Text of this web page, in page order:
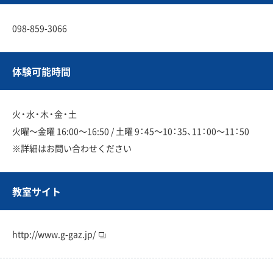
098-859-3066
体験可能時間
火・水・木・金・土
火曜〜金曜 16:00〜16:50 / 土曜 9：45〜10：35、11：00〜11：50
※詳細はお問い合わせください
教室サイト
http://www.g-gaz.jp/